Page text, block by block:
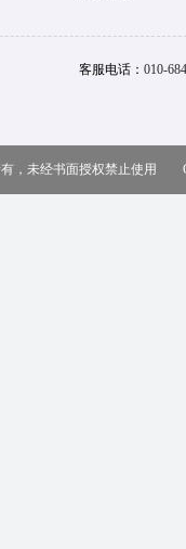
客服电话： 010-
有，未经书面授权禁止使用